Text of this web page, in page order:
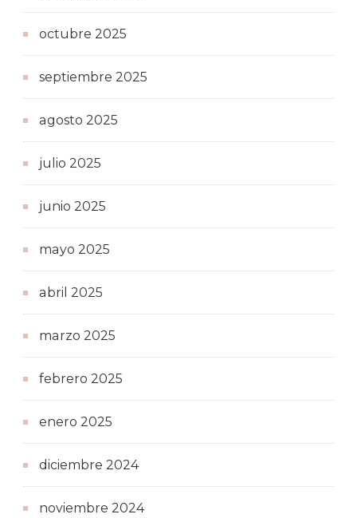
octubre 2025
septiembre 2025
agosto 2025
julio 2025
junio 2025
mayo 2025
abril 2025
marzo 2025
febrero 2025
enero 2025
diciembre 2024
noviembre 2024